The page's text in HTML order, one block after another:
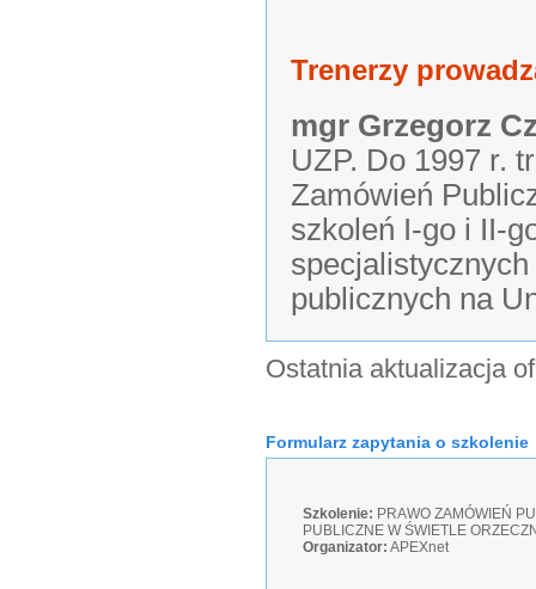
Trenerzy
mgr Grzegorz
UZP. Do 1997 r.
Zamówień
szkoleń I-go i II-
publicznych na
Ostatnia aktualizacja
Formularz zapytania o szkolenie
Szkolenie: PRAWO ZAMÓWIEŃ
PUBLICZNE W ŚWIETLE
Organizator: APEXnet